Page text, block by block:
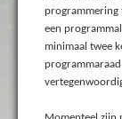
programmering
een
minimaal twee